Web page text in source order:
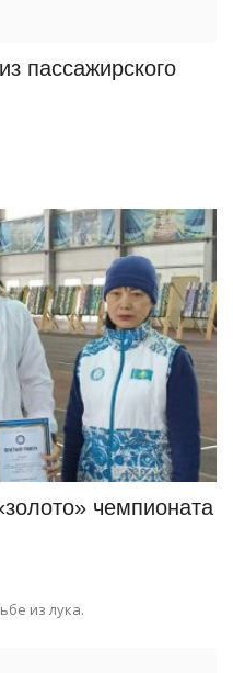
пассажирского
чемпионата
из лука.